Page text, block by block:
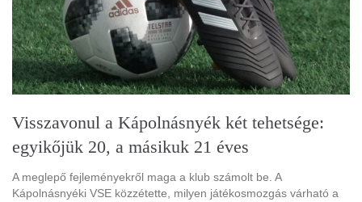
Visszavonul a Kápolnásnyék két tehetsége:
egyikőjük 20, a másikuk 21 éves
A meglepő fejleményekről maga a klub számolt be. A
Kápolnásnyéki VSE közzétette, milyen játékosmozgás várható a